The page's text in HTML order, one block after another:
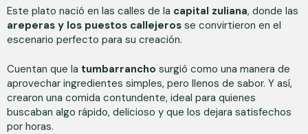
Este plato nació en las calles de la capital zuliana, donde las
areperas y los puestos callejeros se convirtieron en el
escenario perfecto para su creación.
Cuentan que la tumbarrancho surgió como una manera de
aprovechar ingredientes simples, pero llenos de sabor. Y así,
crearon una comida contundente, ideal para quienes
buscaban algo rápido, delicioso y que los dejara satisfechos
por horas.